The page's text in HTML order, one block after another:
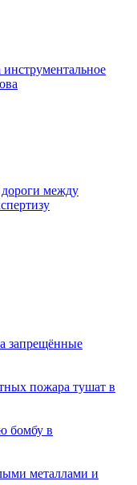
дороги между
запрещённые
пожара тушат в
бомбу в
металлами и